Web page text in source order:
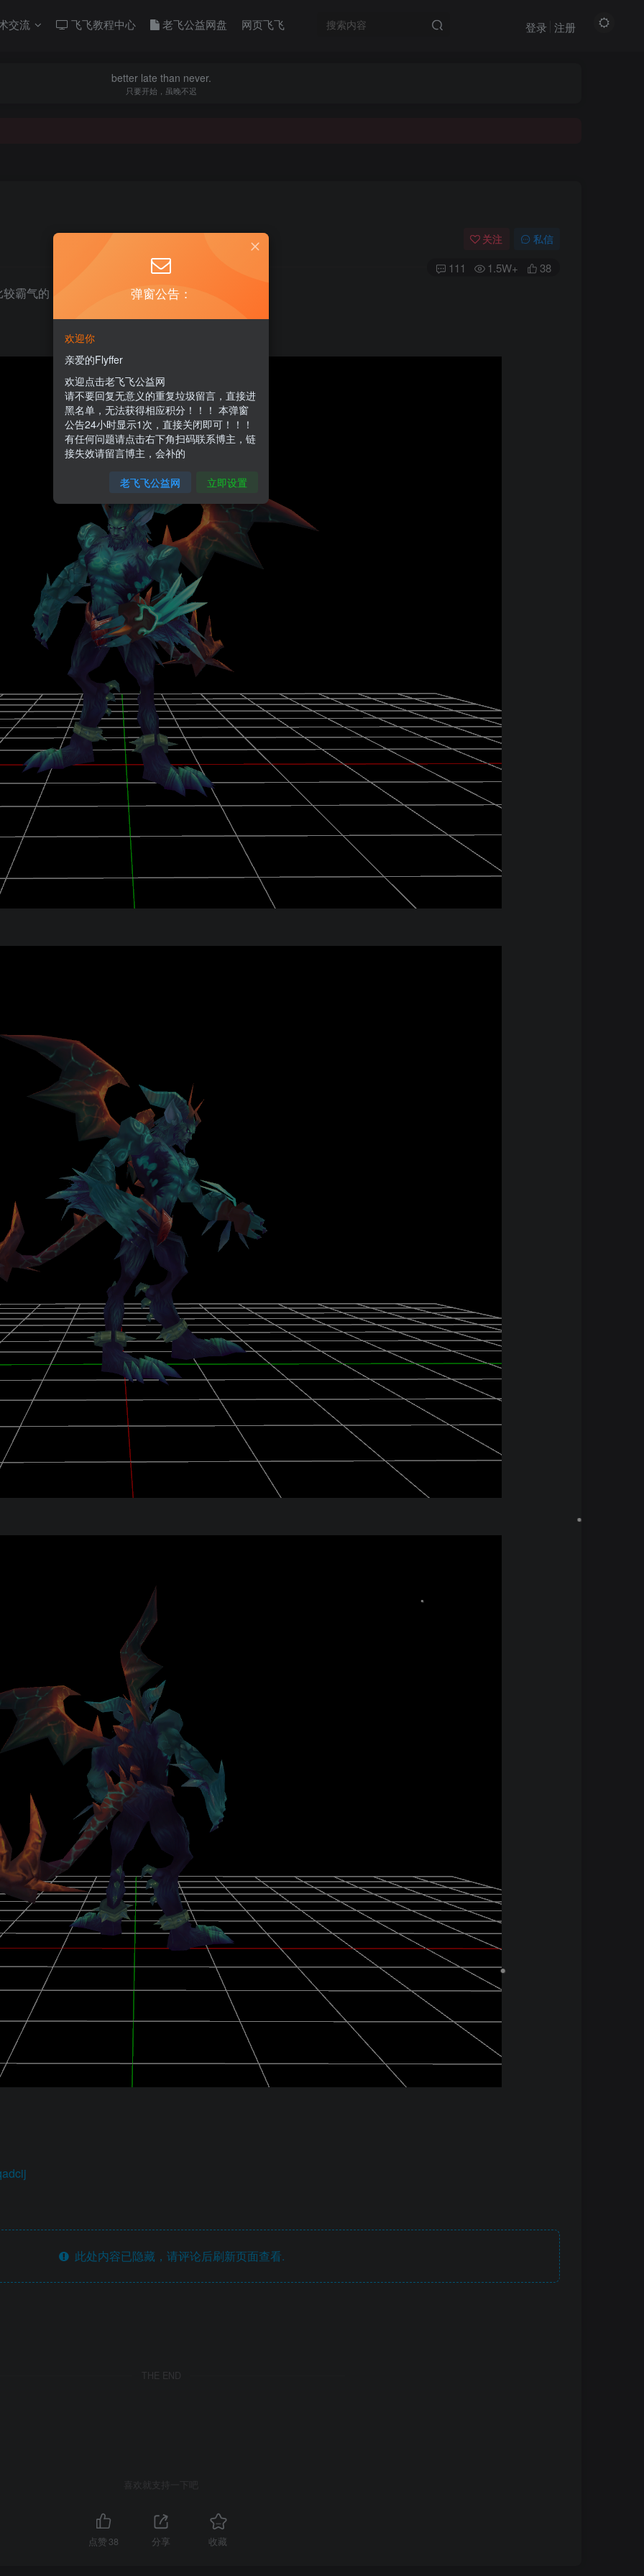
交流 飞飞教程中心 老飞公益网盘 网页飞飞 登录 注册
better late than never.
只要开始，虽晚不迟
关注 私信
111 1.5W+ 38
霸气的
此处内容已隐藏，请评论后刷新页面查看.
THE END
喜欢就支持一下吧
点赞 38 分享 收藏
弹窗公告：
欢迎你
亲爱的Flyffer
欢迎点击老飞飞公益网
请不要回复无意义的重复垃圾留言，直接进
黑名单，无法获得相应积分！！！ 本弹窗
公告24小时显示1次，直接关闭即可！！！
有任何问题请点击右下角扫码联系博主，链
接失效请留言博主，会补的
老飞飞公益网 立即设置